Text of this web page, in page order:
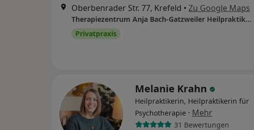
Oberbenrader Str. 77, Krefeld • Zu Google Maps
Therapiezentrum Anja Bach-Gatzweiler Heilpraktikerin
Privatpraxis
Melanie Krahn
Heilpraktikerin, Heilpraktikerin für
Psychotherapie · Mehr
31 Bewertungen